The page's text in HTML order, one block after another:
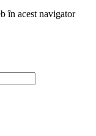
în acest navigator